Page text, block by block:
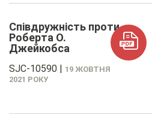
Співдружність проти
Роберта О.
Джейкобса
SJC-10590 | 19 ЖОВТНЯ
2021 РОКУ